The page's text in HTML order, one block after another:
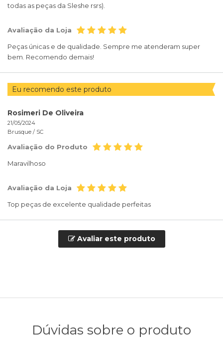
todas as peças da Sleshe rsrs).
Avaliação da Loja
Peças únicas e de qualidade. Sempre me atenderam super
bem. Recomendo demais!
Eu recomendo este produto
Rosimeri De Oliveira
21/05/2024
Brusque / SC
Avaliação do Produto
Maravilhoso
Avaliação da Loja
Top peças de excelente qualidade perfeitas
Avaliar este produto
Dúvidas sobre o produto